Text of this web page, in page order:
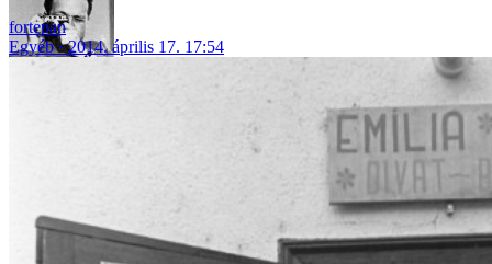
fortepan
Egyéb
2014. április 17. 17:54